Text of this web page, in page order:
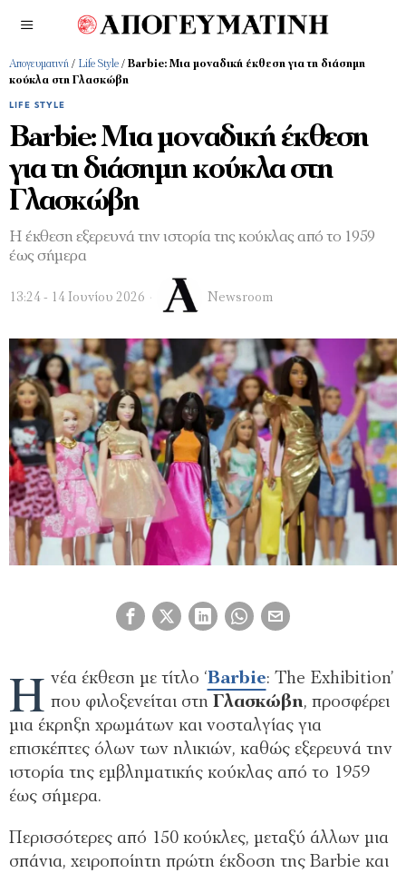
Απογευματινή / Life Style / Barbie: Μια μοναδική έκθεση για τη διάσημη
κούκλα στη Γλασκώβη
LIFE STYLE
Barbie: Μια μοναδική έκθεση
για τη διάσημη κούκλα στη
Γλασκώβη
H έκθεση εξερευνά την ιστορία της κούκλας από το 1959
έως σήμερα
13:24 - 14 Ιουνίου 2026 Newsroom
Η νέα έκθεση με τίτλο ‘Barbie: The Exhibition’
που φιλοξενείται στη Γλασκώβη, προσφέρει
μια έκρηξη χρωμάτων και νοσταλγίας για
επισκέπτες όλων των ηλικιών, καθώς εξερευνά την
ιστορία της εμβληματικής κούκλας από το 1959
έως σήμερα.
Περισσότερες από 150 κούκλες, μεταξύ άλλων μια
σπάνια, χειροποίητη πρώτη έκδοση της Barbie και